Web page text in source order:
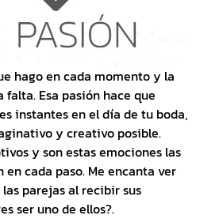
hago en cada momento y la
Esa pasión hace que
instantes en el día de tu boda,
y creativo posible.
y son estas emociones las
en cada paso. Me encanta ver
parejas al recibir sus
ser uno de ellos?.